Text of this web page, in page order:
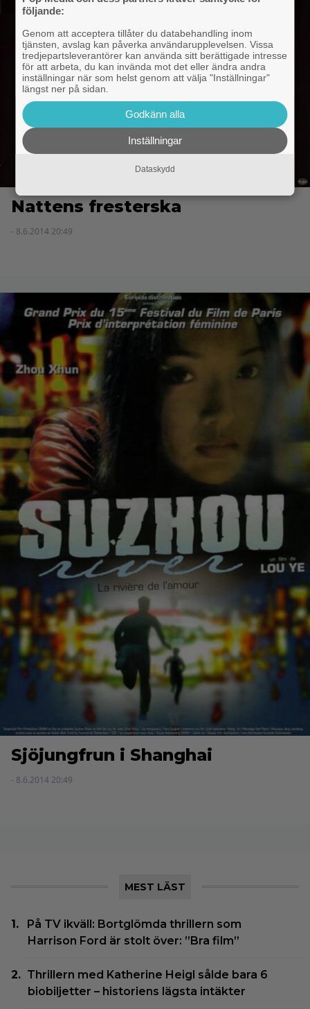
Nattens fresterska
- 8.6.2014 20:49
Sjöjungfrun i Shanghai
- 8.6.2014 20:49
MEST LÄST
På TV ikväll: Bortglömda thrillern som
Harrison Ford är stolt över: ”Bra film”
Thrillern med Katherine Heigl sålde bara 6
biobiljetter – historiens lägsta intäkter
följande:
Genom att acceptera tillåter du databehandling inom
tjänsten, avslag kan påverka användarupplevelsen. Vissa
tredjepartsleverantörer kan använda sitt berättigade intresse
för att arbeta, du kan invända mot det eller ändra andra
inställningar när som helst genom att välja "Inställningar"
längst ner på sidan.
Godkänn alla
Inställningar
Dataskydd